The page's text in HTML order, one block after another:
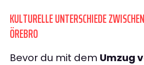
KULTURELLE UNTERSCHIEDE
ÖREBRO
Bevor du mit dem Umzug